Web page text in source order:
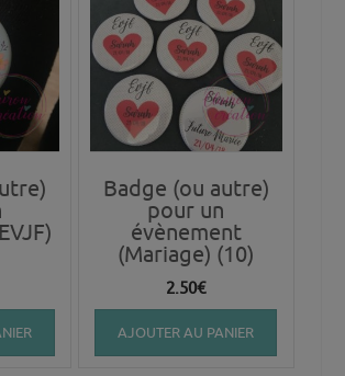
Badge (ou autre)
pour un
évènement
(Mariage) (10)
2.50€
AJOUTER AU PANIER